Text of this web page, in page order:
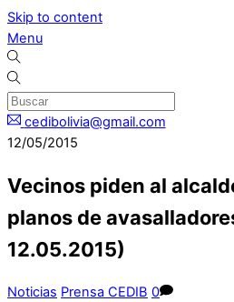
Skip to content
Menu
cedibolivia@gmail.com
12/05/2015
Vecinos piden al
planos de
12.05.2015)
Noticias Prensa CEDIB 0